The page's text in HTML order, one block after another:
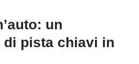
un
di pista chiavi in